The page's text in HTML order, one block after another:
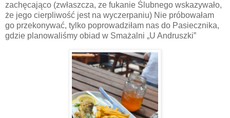
zachęcająco (zwłaszcza, ze fukanie Ślubnego wskazywało,
że jego cierpliwość jest na wyczerpaniu) Nie próbowałam
go przekonywać, tylko poprowadziłam nas do Pasiecznika,
gdzie planowaliśmy obiad w Smażalni „U Andruszki”